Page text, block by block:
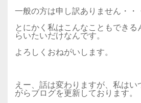
一般の方は申し訳ありません・・
とにかく私はこんなこともできる
らいたいだけなんです。
よろしくおねがいします。
えー、話は変わりますが、私はい
がらブログを更新しております。